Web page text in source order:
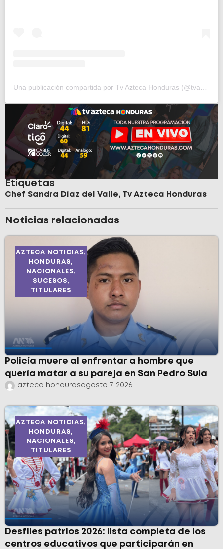
Etiquetas
Chef Sandra Díaz del Valle, Tv Azteca Honduras
Noticias relacionadas
AZTECA NOTICIAS,
HONDURAS,
NACIONALES,
SUCESOS,
TITULARES
Policía muere al enfrentar a hombre que
quería matar a su pareja en San Pedro Sula
azteca hondurasagosto 7, 2026
AZTECA NOTICIAS,
HONDURAS,
NACIONALES,
TITULARES
Desfiles patrios 2026: lista completa de los
centros educativos que participarán en